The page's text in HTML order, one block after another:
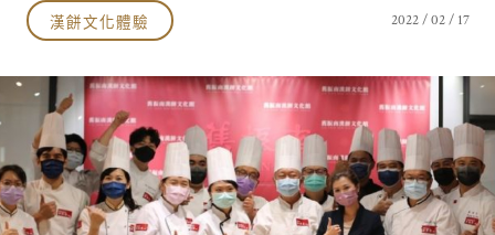
品牌故事
歷史沿革
認識漢餅文化
文化生活誌
24節氣文化
漢餅文化
漢餅文化體驗館
漢餅文化館
文化體驗
產品服務
產品介紹
企業客製贈禮區
預約品鑑
喜餅預約
企業永續
企業永續發展 ESG
最新消息
聯絡我們
漢餅文化體驗 2022 / 02 / 17